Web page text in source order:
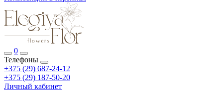
0
Телефоны
+375 (29) 687-24-12
+375 (29) 187-50-20
Личный кабинет